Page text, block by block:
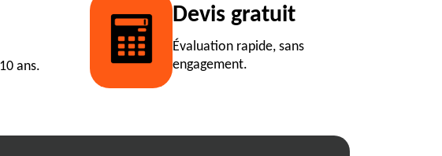
ans.
Devis gratuit
Évaluation rapide, sans
engagement.